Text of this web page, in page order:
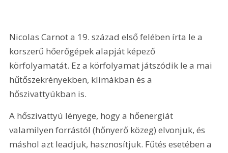
Nicolas Carnot a 19. század első felében írta le a
korszerű hőerőgépek alapját képező
körfolyamatát. Ez a körfolyamat játszódik le a mai
hűtőszekrényekben, klímákban és a
hőszivattyúkban is.
A hőszivattyú lényege, hogy a hőenergiát
valamilyen forrástól (hőnyerő közeg) elvonjuk, és
máshol azt leadjuk, hasznosítjuk. Fűtés esetében a